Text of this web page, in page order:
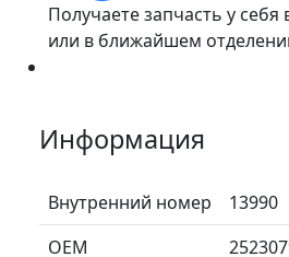
Получаете запчасть у
или в ближайшем
Информация
Внутренний номер
13990
ОЕМ